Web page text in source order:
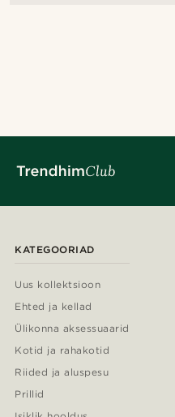
KATEGOORIAD
Uus kollektsioon
Ehted ja kellad
Ülikonna aksessuaarid
Kotid ja rahakotid
Riided ja aluspesu
Prillid